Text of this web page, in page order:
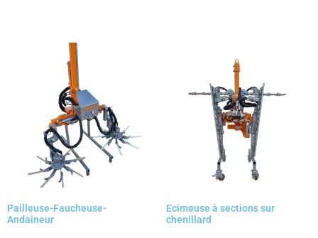
Pailleuse-Faucheuse-
Andaineur
Ecimeuse à sections sur
chenillard